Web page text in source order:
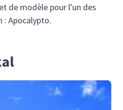
de modèle pour l'un des
: Apocalypto.